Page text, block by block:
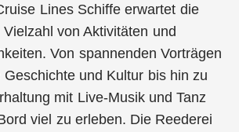
Lines Schiffe erwartet die
von Aktivitäten und
Von spannenden Vorträgen
Geschichte und Kultur bis hin zu
mit Live-Musik und Tanz
viel zu erleben. Die Reederei